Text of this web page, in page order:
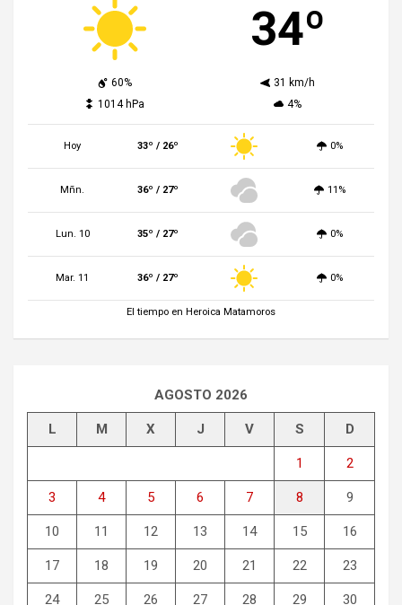
34º
60%
31 km/h
1014 hPa
4%
Hoy 33º / 26º 0%
Mñn. 36º / 27º 11%
Lun. 10 35º / 27º 0%
Mar. 11 36º / 27º 0%
El tiempo en Heroica Matamoros
AGOSTO 2026
L M X J V S D
1 2
3 4 5 6 7 8 9
10 11 12 13 14 15 16
17 18 19 20 21 22 23
24 25 26 27 28 29 30